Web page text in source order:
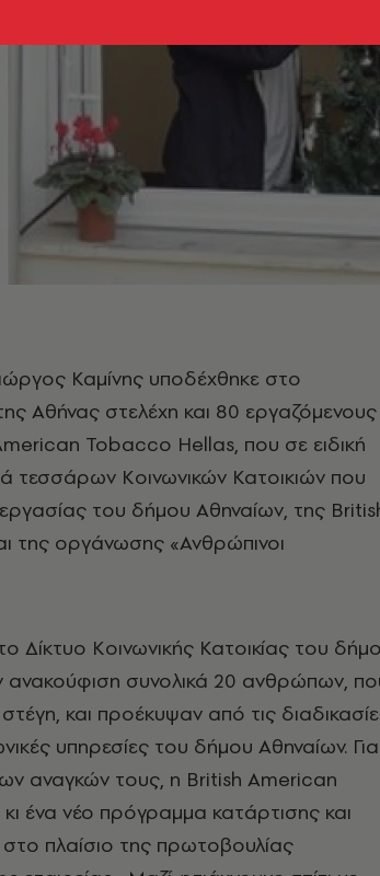
Καμίνης υποδέχθηκε στο
Αθήνας στελέχη και 80 εργαζόμενους
Tobacco Hellas, που σε ειδική
τεσσάρων Κοινωνικών Κατοικιών που
του δήμου Αθηναίων, της
της οργάνωσης «Ανθρώπινοι
Δίκτυο Κοινωνικής Κατοικίας του
ανακούφιση συνολικά 20 ανθρώπων,
και προέκυψαν από τις
υπηρεσίες του δήμου Αθηναίων. Για
αναγκών τους, η British American
ένα νέο πρόγραμμα κατάρτισης και
πλαίσιο της πρωτοβουλίας